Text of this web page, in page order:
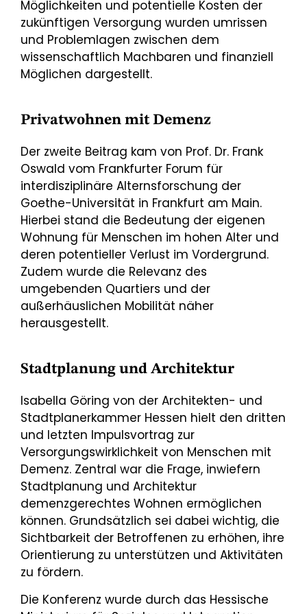
Möglichkeiten und potentielle Kosten der
zukünftigen Versorgung wurden umrissen
und Problemlagen zwischen dem
wissenschaftlich Machbaren und finanziell
Möglichen dargestellt.
Privatwohnen mit Demenz
Der zweite Beitrag kam von Prof. Dr. Frank
Oswald vom Frankfurter Forum für
interdisziplinäre Alternsforschung der
Goethe-Universität in Frankfurt am Main.
Hierbei stand die Bedeutung der eigenen
Wohnung für Menschen im hohen Alter und
deren potentieller Verlust im Vordergrund.
Zudem wurde die Relevanz des
umgebenden Quartiers und der
außerhäuslichen Mobilität näher
herausgestellt.
Stadtplanung und Architektur
Isabella Göring von der Architekten- und
Stadtplanerkammer Hessen hielt den dritten
und letzten Impulsvortrag zur
Versorgungswirklichkeit von Menschen mit
Demenz. Zentral war die Frage, inwiefern
Stadtplanung und Architektur
demenzgerechtes Wohnen ermöglichen
können. Grundsätzlich sei dabei wichtig, die
Sichtbarkeit der Betroffenen zu erhöhen, ihre
Orientierung zu unterstützen und Aktivitäten
zu fördern.
Die Konferenz wurde durch das Hessische